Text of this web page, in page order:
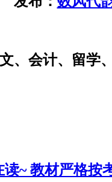
、会计、留
~ 教材严格